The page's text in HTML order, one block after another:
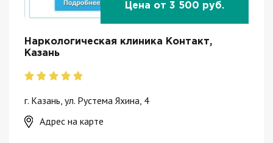
Цена от 3 500 руб.
Наркологическая клиника Контакт,
Казань
г. Казань, ул. Рустема Яхина, 4
Адрес на карте